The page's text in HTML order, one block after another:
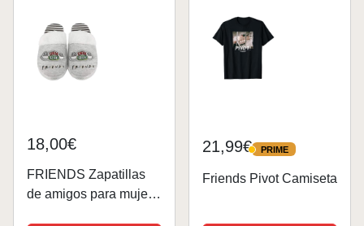
18,00€
FRIENDS Zapatillas
de amigos para mujer
21,99€ PRIME
PRIME
Friends Pivot Camiseta